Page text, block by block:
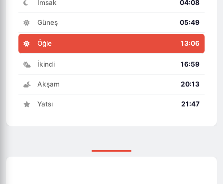
İmsak 04:08
Güneş 05:49
Öğle 13:06
İkindi 16:59
Akşam 20:13
Yatsı 21:47